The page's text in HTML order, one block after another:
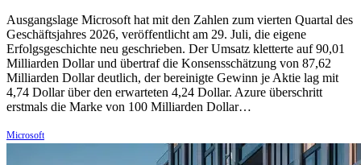
Ausgangslage Microsoft hat mit den Zahlen zum vierten Quartal des
Geschäftsjahres 2026, veröffentlicht am 29. Juli, die eigene
Erfolgsgeschichte neu geschrieben. Der Umsatz kletterte auf 90,01
Milliarden Dollar und übertraf die Konsensschätzung von 87,62
Milliarden Dollar deutlich, der bereinigte Gewinn je Aktie lag mit
4,74 Dollar über den erwarteten 4,24 Dollar. Azure überschritt
erstmals die Marke von 100 Milliarden Dollar…
Microsoft